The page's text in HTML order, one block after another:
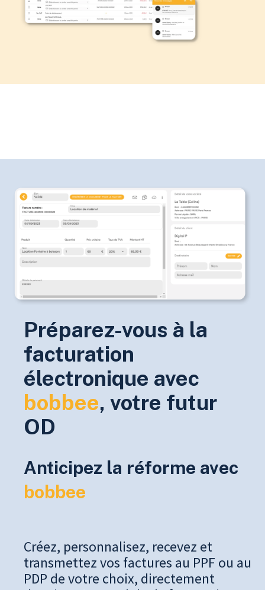
Préparez-vous à la
facturation
électronique avec
bobbee, votre futur
OD
Anticipez la réforme avec
bobbee
Créez, personnalisez, recevez et
transmettez vos factures au PPF ou au
PDP de votre choix, directement